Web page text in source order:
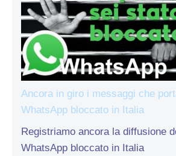
Ancora in giro i messaggi che
WhatsApp bloccato in Italia
Registriamo ancora la diffusione
WhatsApp bloccato in Italia